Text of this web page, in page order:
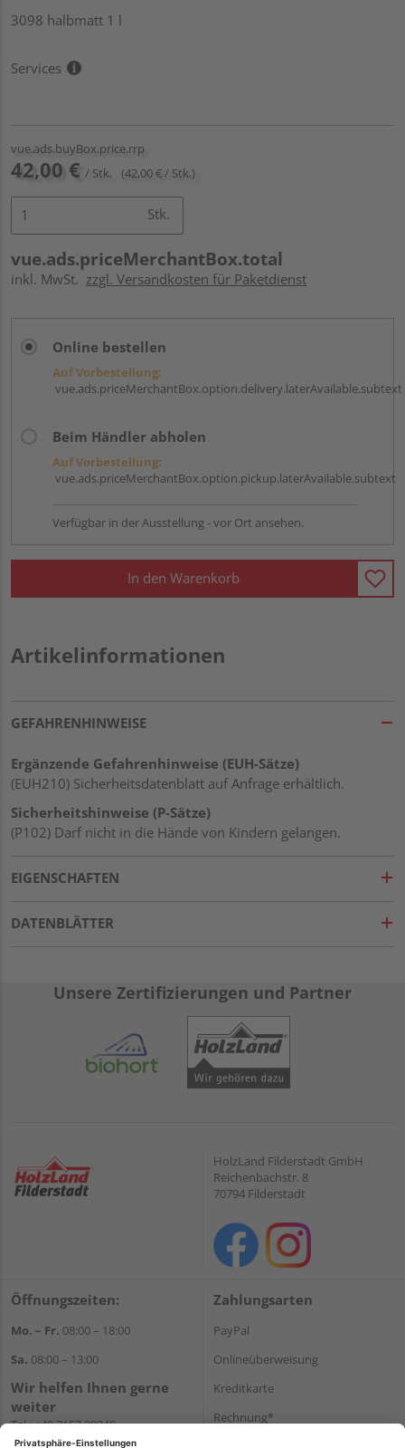
3098 halbmatt 1 l
Services
vue.ads.buyBox.price.rrp
42,00 € / Stk. (42,00 € / Stk.)
Stk.
vue.ads.priceMerchantBox.total
inkl. MwSt. zzgl. Versandkosten für Paketdienst
Online bestellen
Auf Vorbestellung:
vue.ads.priceMerchantBox.option.delivery.laterAvailable.subtext
Beim Händler abholen
Auf Vorbestellung:
vue.ads.priceMerchantBox.option.pickup.laterAvailable.subtext
Verfügbar in der Ausstellung - vor Ort ansehen.
In den Warenkorb
Artikelinformationen
GEFAHRENHINWEISE
Ergänzende Gefahrenhinweise (EUH-Sätze)
(EUH210) Sicherheitsdatenblatt auf Anfrage erhältlich.
Sicherheitshinweise (P-Sätze)
(P102) Darf nicht in die Hände von Kindern gelangen.
EIGENSCHAFTEN
DATENBLÄTTER
Unsere Zertifizierungen und Partner
HolzLand Filderstadt GmbH
Reichenbachstr. 8
70794 Filderstadt
Öffnungszeiten:
Mo. – Fr. 08:00 – 18:00
Sa. 08:00 – 13:00
Wir helfen Ihnen gerne
weiter
Tel.:+49 7157 88240
E-Mail:shop@holzland-
Zahlungsarten
PayPal
Onlineüberweisung
Kreditkarte
Rechnung*